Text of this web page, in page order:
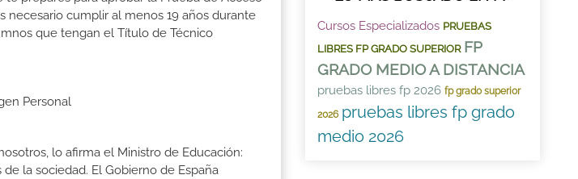
necesario cumplir al menos 19 años durante
que tengan el Título de Técnico
Personal
lo afirma el Ministro de Educación:
la sociedad. El Gobierno de España
Cursos Especializados PRUEBAS
LIBRES FP GRADO SUPERIOR FP
GRADO MEDIO A DISTANCIA
pruebas libres fp 2026 fp grado superior
2026 pruebas libres fp grado
medio 2026